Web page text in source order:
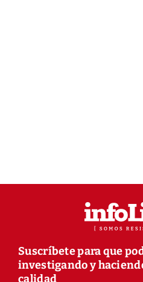
Suscríbete para que
investigando y
calidad